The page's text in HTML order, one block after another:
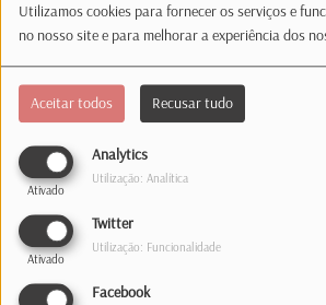
Utilizamos cookies para fornecer os serviços e
no nosso site e para melhorar a experiência dos
Aceitar todos Recusar tudo
Analytics
Ativado
Utilização: Analítica
Twitter
Ativado
Utilização: Funcionalidade
Facebook
Não Há 1
nomes
Não Há 1 Sem